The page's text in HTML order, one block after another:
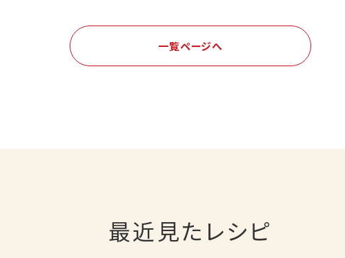
一覧ページへ
最近見たレシピ